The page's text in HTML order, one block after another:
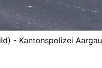
- Kantonspolizei Aargau